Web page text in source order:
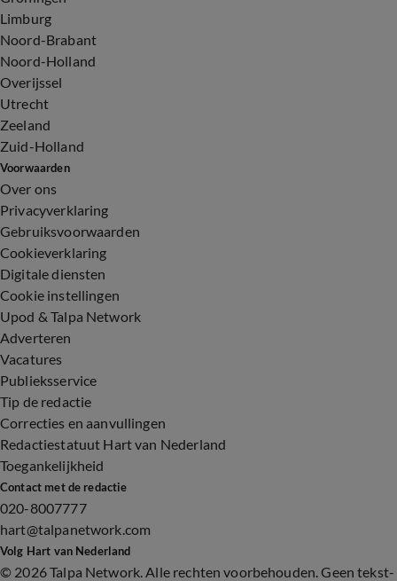
Limburg
Noord-Brabant
Noord-Holland
Overijssel
Utrecht
Zeeland
Zuid-Holland
Voorwaarden
Over ons
Privacyverklaring
Gebruiksvoorwaarden
Cookieverklaring
Digitale diensten
Cookie instellingen
Upod & Talpa Network
Adverteren
Vacatures
Publieksservice
Tip de redactie
Correcties en aanvullingen
Redactiestatuut Hart van Nederland
Toegankelijkheid
Contact met de redactie
020-8007777
hart@talpanetwork.com
Volg Hart van Nederland
© 2026 Talpa Network. Alle rechten voorbehouden. Geen tekst-